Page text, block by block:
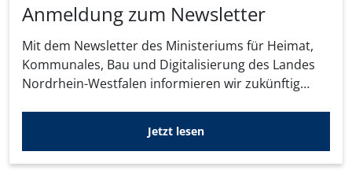
Anmeldung zum Newsletter
Mit dem Newsletter des Ministeriums für Heimat,
Kommunales, Bau und Digitalisierung des Landes
Nordrhein-Westfalen informieren wir zukünftig
Jetzt lesen